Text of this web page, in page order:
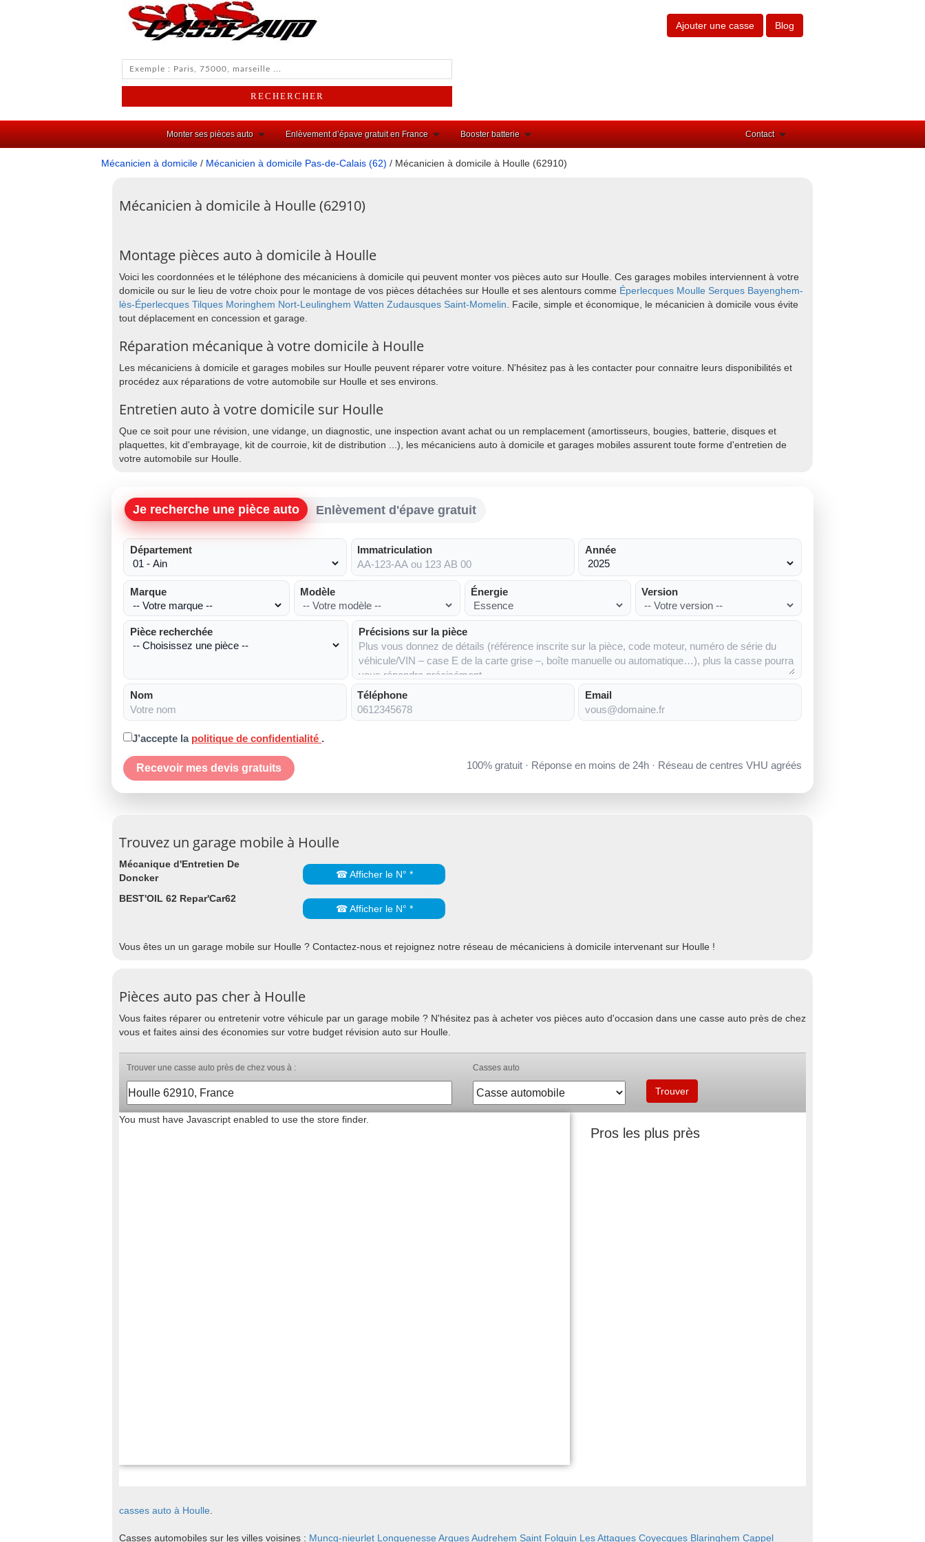
Ajouter une casse Blog
Monter ses pièces auto Enlèvement d’épave gratuit en France Booster batterie Contact
Mécanicien à domicile / Mécanicien à domicile Pas-de-Calais (62) / Mécanicien à domicile à Houlle (62910)
Mécanicien à domicile à Houlle (62910)
Montage pièces auto à domicile à Houlle
Voici les coordonnées et le téléphone des mécaniciens à domicile qui peuvent monter vos pièces auto sur Houlle. Ces garages mobiles interviennent à votre
domicile ou sur le lieu de votre choix pour le montage de vos pièces détachées sur Houlle et ses alentours comme Éperlecques Moulle Serques Bayenghem-
lès-Éperlecques Tilques Moringhem Nort-Leulinghem Watten Zudausques Saint-Momelin . Facile, simple et économique, le mécanicien à domicile vous évite
tout déplacement en concession et garage.
Réparation mécanique à votre domicile à Houlle
Les mécaniciens à domicile et garages mobiles sur Houlle peuvent réparer votre voiture. N'hésitez pas à les contacter pour connaitre leurs disponibilités et
procédez aux réparations de votre automobile sur Houlle et ses environs.
Entretien auto à votre domicile sur Houlle
Que ce soit pour une révision, une vidange, un diagnostic, une inspection avant achat ou un remplacement (amortisseurs, bougies, batterie, disques et
plaquettes, kit d'embrayage, kit de courroie, kit de distribution ...), les mécaniciens auto à domicile et garages mobiles assurent toute forme d'entretien de
votre automobile sur Houlle.
Je recherche une pièce auto Enlèvement d'épave gratuit
Département Immatriculation Année
Marque Modèle Énergie Version
Pièce recherchée Précisions sur la pièce
Nom Téléphone Email
J’accepte la politique de confidentialité .
Recevoir mes devis gratuits 100% gratuit · Réponse en moins de 24h · Réseau de centres VHU agréés
Trouvez un garage mobile à Houlle
Mécanique d'Entretien De
Doncker
☎ Afficher le N° *
BEST'OIL 62 Repar'Car62
☎ Afficher le N° *
Vous êtes un un garage mobile sur Houlle ? Contactez-nous et rejoignez notre réseau de mécaniciens à domicile intervenant sur Houlle !
Pièces auto pas cher à Houlle
Vous faites réparer ou entretenir votre véhicule par un garage mobile ? N'hésitez pas à acheter vos pièces auto d'occasion dans une casse auto près de chez
vous et faites ainsi des économies sur votre budget révision auto sur Houlle.
casses auto à Houlle
Casses automobiles sur les villes voisines : Muncq-nieurlet Longuenesse ArquesAudrehem Saint Folquin Les Attaques Coyecques Blaringhem Cappel